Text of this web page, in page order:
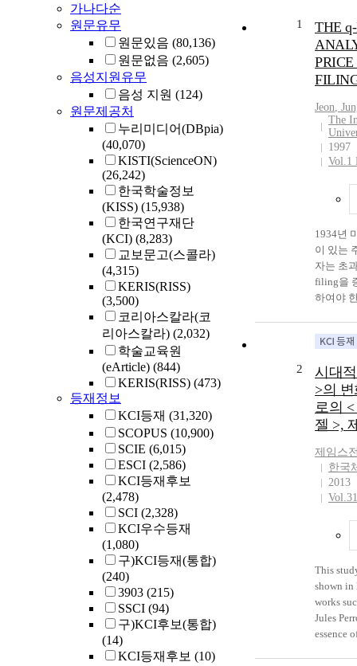
가나다순
원문유무
원문있음 (80,136)
원문없음 (2,605)
음성지원유무
음성 지원 (124)
원문제공처
누리미디어(DBpia)
(40,070)
KISTI(ScienceON)
(26,242)
한국학술정보
(KISS) (15,938)
한국연구재단
(KCI) (8,283)
교보문고(스콜라)
(4,315)
KERIS(RISS)
(3,500)
코리아스칼라(코
리아스칼라) (2,032)
학술교육원
(eArticle) (844)
KERIS(RISS) (473)
등재정보
KCI등재 (31,320)
SCOPUS (10,900)
SCIE (6,015)
ESCI (2,586)
KCI등재후보
(2,478)
SCI (2,328)
KCI우수등재
(1,080)
구)KCI등재(통합)
(240)
3903 (215)
SSCI (94)
구)KCI후보(통합)
(14)
KCI등재후보 (10)
1
THE
Jeon,
The
1997
Vol.1
1934년
이 있는
자는 초
filing을
하여야
할 가능
주장한
한 합병
다른 주
기대효
외부 대
함으로
되어 회
외부 대
한 실증
항을 제
경우에
1990;
al.,
터링 역
자가가
니었다.
2
시대
>의
로의
젤 >,
제임스
한국
2013
This
shown in
works
Jules
essence